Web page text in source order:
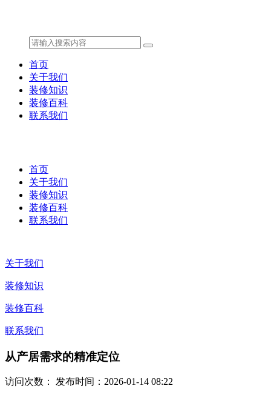
首页
关于我们
装修知识
装修百科
联系我们
首页
关于我们
装修知识
装修百科
联系我们
关于我们
装修知识
装修百科
联系我们
从产居需求的精准定位
访问次数： 发布时间：2026-01-14 08:22